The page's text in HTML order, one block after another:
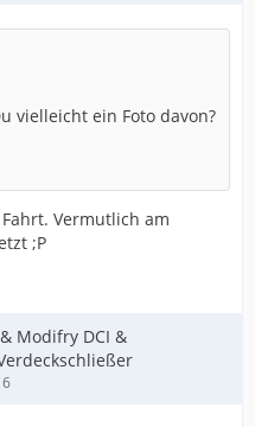
vielleicht ein Foto davon?
Vermutlich am
;P
Modifry DCI &